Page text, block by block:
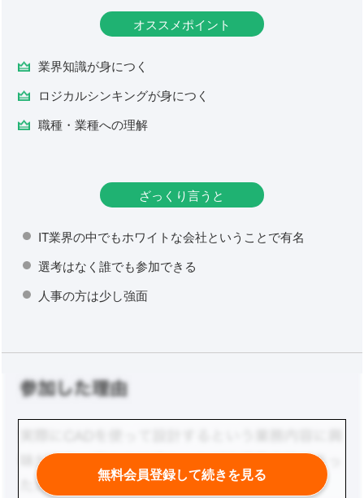
オススメポイント
業界知識が身につく
ロジカルシンキングが身につく
職種・業種への理解
ざっくり言うと
IT業界の中でもホワイトな会社ということで有名
選考はなく誰でも参加できる
人事の方は少し強面
無料会員登録して続きを見る